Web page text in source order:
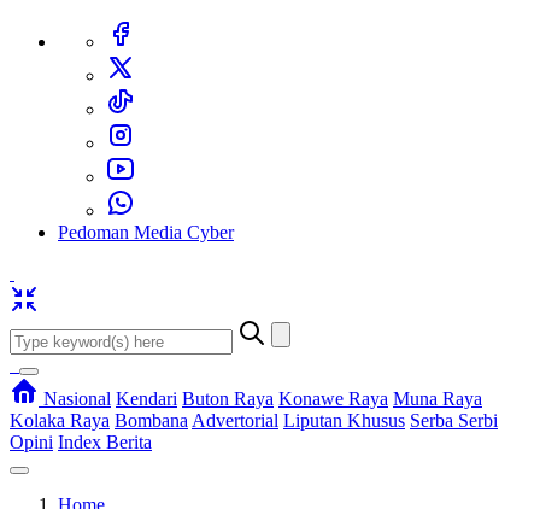
Pedoman Media Cyber
Nasional Kendari Buton Raya Konawe Raya Muna Raya
Kolaka Raya Bombana Advertorial Liputan Khusus Serba Serbi
Opini Index Berita
Home